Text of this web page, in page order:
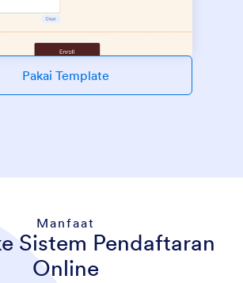
Pakai Template
Manfaat
Sistem Pendaftaran
Online